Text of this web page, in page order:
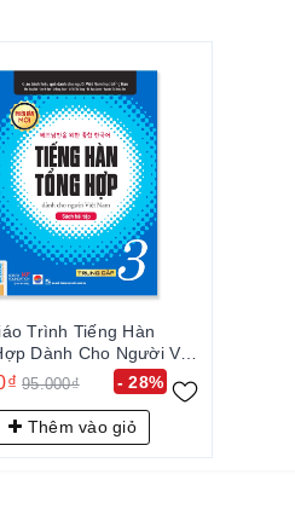
- 28%
Trình Tiếng Hàn
Dành Cho Người Việt
Cấp 3
95.000₫
Thêm vào giỏ